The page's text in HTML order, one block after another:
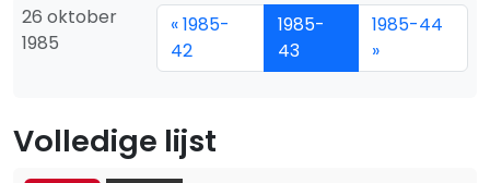
26 oktober
1985
« 1985-
42
1985-
43
1985-44
»
Volledige lijst